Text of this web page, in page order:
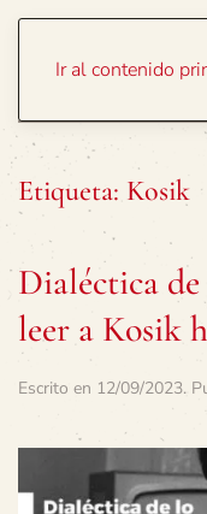
Ir al contenido
Etiqueta: Kosik
Dialéctica
leer a Kosik
Escrito en 12/09/2023.